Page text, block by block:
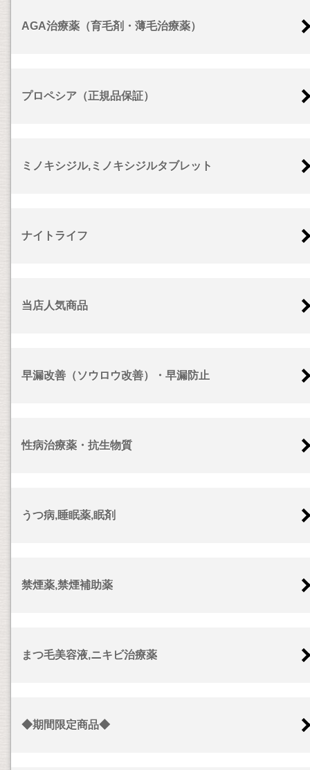
AGA治療薬（育毛剤・薄毛治療薬）
プロペシア（正規品保証）
ミノキシジル,ミノキシジルタブレット
ナイトライフ
当店人気商品
早漏改善（ソウロウ改善）・早漏防止
性病治療薬・抗生物質
うつ病,睡眠薬,眠剤
禁煙薬,禁煙補助薬
まつ毛美容液,ニキビ治療薬
◆期間限定商品◆